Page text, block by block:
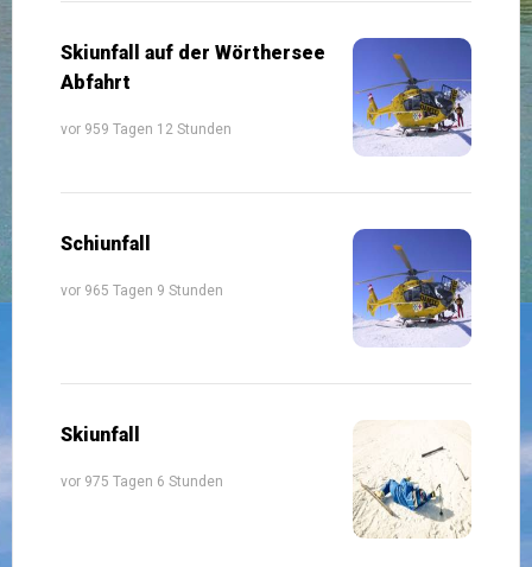
Skiunfall auf der Wörthersee
Abfahrt
vor 959 Tagen 12 Stunden
Schiunfall
vor 965 Tagen 9 Stunden
Skiunfall
vor 975 Tagen 6 Stunden